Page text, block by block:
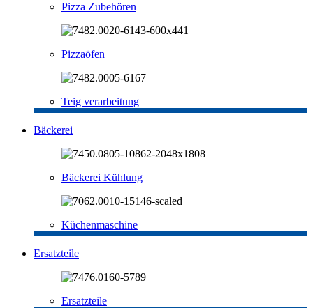
Pizza Zubehören
Pizzaöfen
Teig verarbeitung
Bäckerei
Bäckerei Kühlung
Küchenmaschine
Ersatzteile
Ersatzteile